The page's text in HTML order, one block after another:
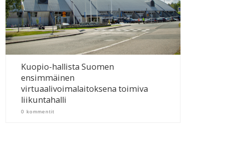
Kuopio-hallista Suomen
ensimmäinen
virtuaalivoimalaitoksena toimiva
liikuntahalli
0 kommentit